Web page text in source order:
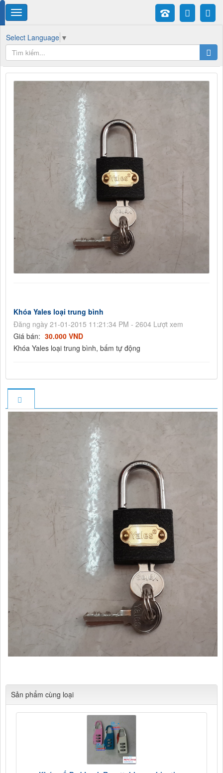
Select Language ▼
Khóa Yales loại trung bình
Đăng ngày 21-01-2015 11:21:34 PM - 2604 Lượt xem
Giá bán: 30.000 VND
Khóa Yales loại trung bình, bấm tự động
Sản phẩm cùng loại